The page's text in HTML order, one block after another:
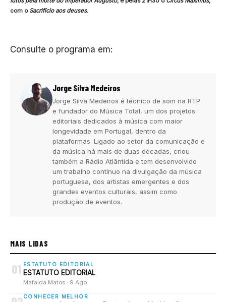
com o Sacrifício aos deuses.
Consulte o programa em:
Jorge Silva Medeiros
Jorge Silva Medeiros é técnico de som na RTP
e fundador do Música Total, um dos projetos
editoriais dedicados à música com maior
longevidade em Portugal, dentro da
plataformas. Ligado ao setor da comunicação e
da música há mais de duas décadas, criou
também a Rádio Atlântida e tem desenvolvido
um trabalho contínuo na divulgação da música
portuguesa, dos artistas emergentes e dos
grandes eventos culturais, assim como
produção de eventos.
MAIS LIDAS
01 ESTATUTO EDITORIAL
ESTATUTO EDITORIAL
Mafalda Matos · 9 Ago
CONHECER MELHOR